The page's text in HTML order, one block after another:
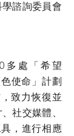
諮詢委員會
多處「希望
使命」計劃
致力恢復並
社交媒體、
，進行相應